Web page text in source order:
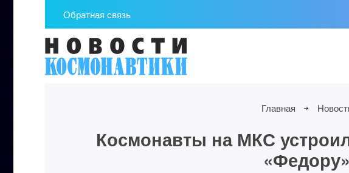
Обратная связь
Главная
Космонавты на МКС
«Федору»